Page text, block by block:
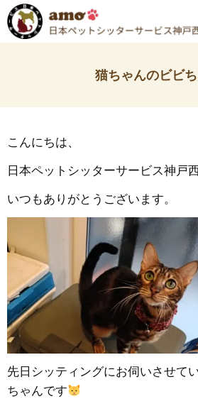
猫ちゃんのビビ
こんにちは、
日本ペットシッターサービス神戸
いつもありがとうございます。
先日シッティングにお伺いさせて
ちゃんです